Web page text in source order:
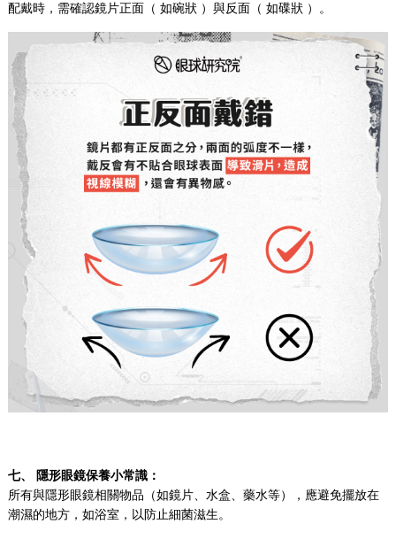
配戴時，需確認鏡片正面（ 如碗狀 ）與反面（ 如碟狀 ）。
七、
隱形眼鏡保養小常識：
所有與隱形眼鏡相關物品（如鏡片、水盒、藥水等），應避免擺放在
潮濕的地方，如浴室，以防止細菌滋生。